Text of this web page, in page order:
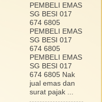
PEMBELI EMAS
SG BESI 017
674 6805
PEMBELI EMAS
SG BESI 017
674 6805
PEMBELI EMAS
SG BESI 017
674 6805 Nak
jual emas dan
surat pajak ...